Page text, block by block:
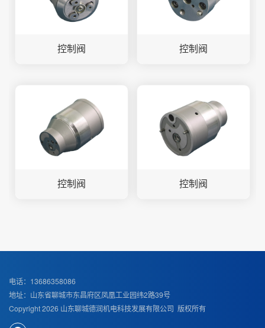
控制阀 控制阀
控制阀 控制阀
电话：13686358086
地址：山东省聊城市东昌府区凤凰工业园纬2路39号
Copyright 2026 山东聊城德润机电科技发展有限公司 版权所有